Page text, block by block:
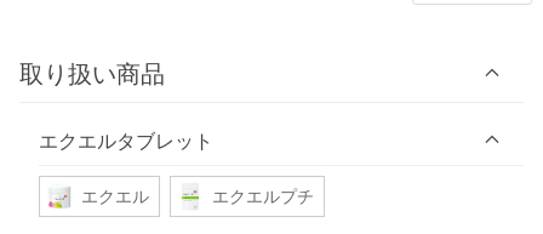
取り扱い商品
エクエルタブレット
エクエル エクエルプチ